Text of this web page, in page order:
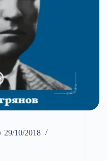
29/10/2018